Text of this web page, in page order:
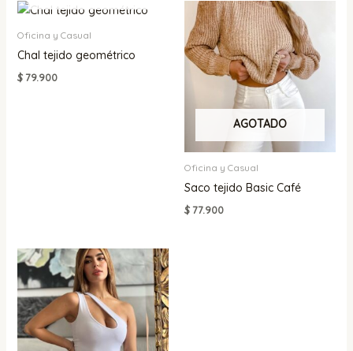
Oficina y Casual
Chal tejido geométrico
$79.900
AGOTADO
Oficina y Casual
Saco tejido Basic Café
$ 77.900